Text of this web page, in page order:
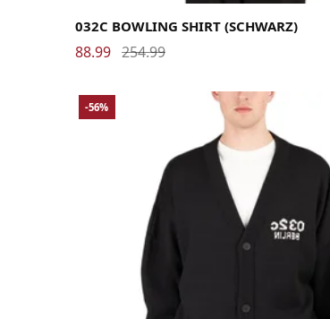
032C BOWLING SHIRT (SCHWARZ)
88.99 254.99
-56%